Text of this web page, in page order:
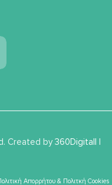
Created by 360Digitall |
Απορρήτου & Πολιτκή Cookies